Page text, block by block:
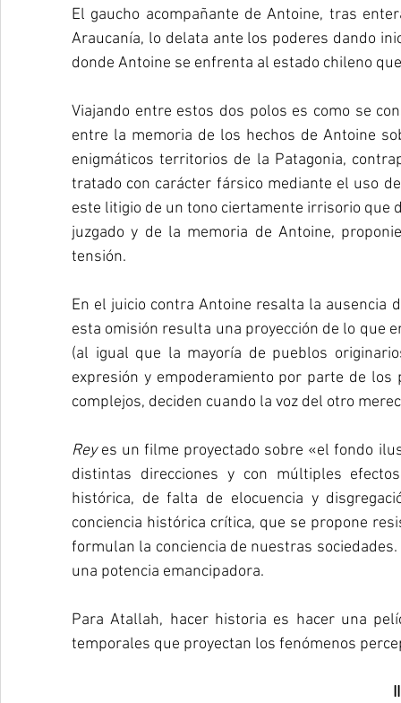
El gaucho acompañante de Antoine, tras
Araucanía, lo delata ante los poderes dando
donde Antoine se enfrenta al estado chileno
Viajando entre estos dos polos es como se
entre la memoria de los hechos de Antoine
enigmáticos territorios de la Patagonia,
tratado con carácter fársico mediante el uso
este litigio de un tono ciertamente irrisorio que
juzgado y de la memoria de Antoine,
tensión.
En el juicio contra Antoine resalta la ausencia
esta omisión resulta una proyección de lo que
(al igual que la mayoría de pueblos
expresión y empoderamiento por parte de
complejos, deciden cuando la voz del otro
Rey es un filme proyectado sobre «el fondo
distintas direcciones y con múltiples
histórica, de falta de elocuencia y
conciencia histórica crítica, que se propone
formulan la conciencia de nuestras
una potencia emancipadora.
Para Atallah, hacer historia es hacer una
temporales que proyectan los fenómenos
II